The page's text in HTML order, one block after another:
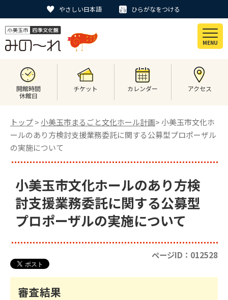
やさしい日本語 ひらがなをつける
MENU
開館時間
休館日
チケット カレンダー アクセス
トップ> 小美玉市まるごと文化ホール計画> 小美玉市文化ホ
ールのあり方検討支援業務委託に関する公募型プロポーザル
の実施について
小美玉市文化ホールのあり方検
討支援業務委託に関する公募型
プロポーザルの実施について
ページID：012528
審査結果